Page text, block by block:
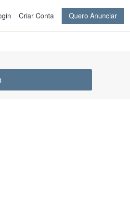
Criar Conta Quero Anunciar